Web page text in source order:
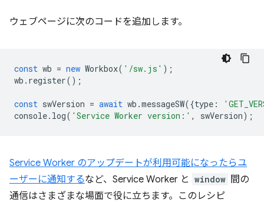
ウェブページに次のコードを追加します。
const wb = new Workbox( '/sw.js' );
wb . register();
const swVersion = await wb .messageSW({type :
console. log( 'Service Worker version:' , swVersion);
Service Worker のアップデートが利用可能になったらユ
ーザーに通知するなど、Service Worker と window 間の
通信はさまざまな場面で役に立ちます。このレシピ